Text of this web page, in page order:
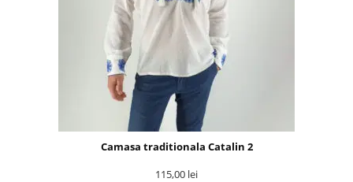
Camasa traditionala Catalin 2
115,00 lei